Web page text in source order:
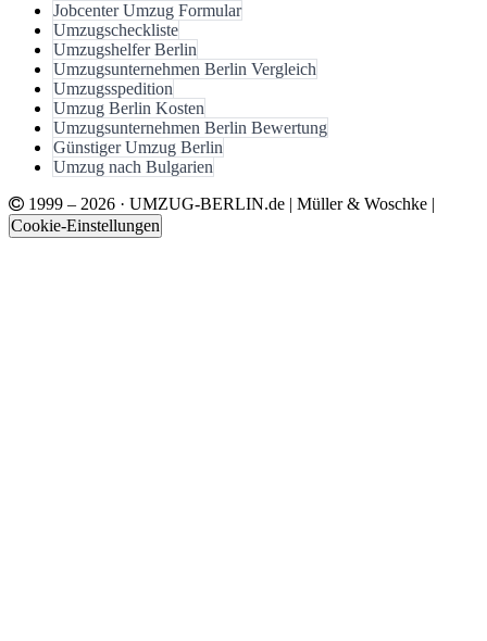
Jobcenter Umzug Formular
Umzugscheckliste
Umzugshelfer Berlin
Umzugsunternehmen Berlin Vergleich
Umzugsspedition
Umzug Berlin Kosten
Umzugsunternehmen Berlin Bewertung
Günstiger Umzug Berlin
Umzug nach Bulgarien
1999 – 2026 · UMZUG-BERLIN.de | Müller & Woschke |
Cookie-Einstellungen